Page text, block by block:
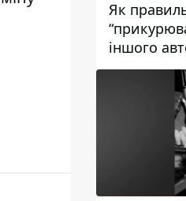
Як
іншого
інструкція